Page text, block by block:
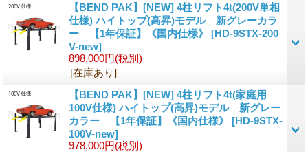
【BEND PAK】[NEW] 4柱リフト4t(200V単相
仕様) ハイトップ(高昇)モデル 新グレーカラ
ー 【1年保証】《国内仕様》 [HD-9STX-200
V-new]
898,000円(税別)
[在庫あり]
【BEND PAK】[NEW] 4柱リフト4t(家庭用
100V仕様) ハイトップ(高昇)モデル 新グレー
カラー 【1年保証】《国内仕様》 [HD-9STX-
100V-new]
978,000円(税別)